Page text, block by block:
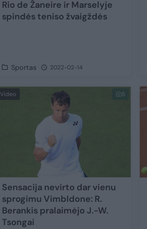
Rio de Žaneire ir Marselyje
spindės teniso žvaigždės
Sportas 2022-02-14
Video 5
Sensacija nevirto dar vienu
sprogimu Vimbldone: R.
Berankis pralaimėjo J.-W.
Tsongai